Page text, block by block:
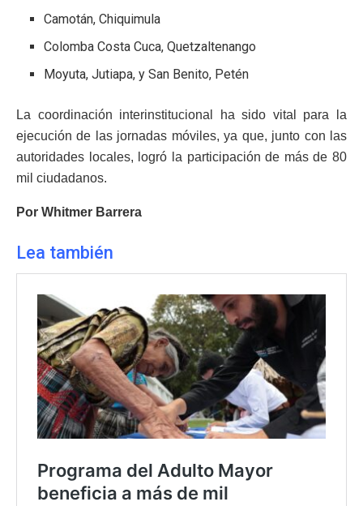
Camotán, Chiquimula
Colomba Costa Cuca, Quetzaltenango
Moyuta, Jutiapa, y San Benito, Petén
La coordinación interinstitucional ha sido vital para la
ejecución de las jornadas móviles, ya que, junto con las
autoridades locales, logró la participación de más de 80
mil ciudadanos.
Por Whitmer Barrera
Lea también